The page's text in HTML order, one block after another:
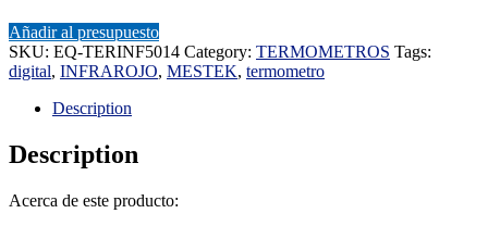
Añadir al presupuesto
SKU: EQ-TERINF5014 Category: TERMOMETROS Tags:
digital, INFRAROJO, MESTEK, termometro
Description
Description
Acerca de este producto: